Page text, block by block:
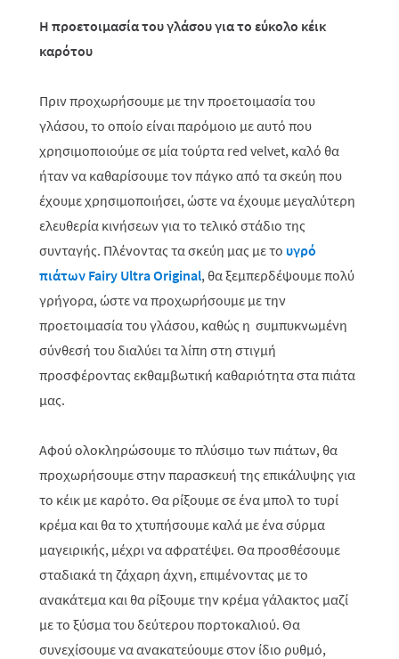
Η προετοιμασία του γλάσου για το εύκολο κέικ
καρότου
Πριν προχωρήσουμε με την προετοιμασία του
γλάσου, το οποίο είναι παρόμοιο με αυτό που
χρησιμοποιούμε σε μία τούρτα red velvet, καλό θα
ήταν να καθαρίσουμε τον πάγκο από τα σκεύη που
έχουμε χρησιμοποιήσει, ώστε να έχουμε μεγαλύτερη
ελευθερία κινήσεων για το τελικό στάδιο της
συνταγής. Πλένοντας τα σκεύη μας με το υγρό
πιάτων Fairy UltraOriginal, θα ξεμπερδέψουμε πολύ
γρήγορα, ώστε να προχωρήσουμε με την
προετοιμασία του γλάσου, καθώς η συμπυκνωμένη
σύνθεσή του διαλύει τα λίπη στη στιγμή
προσφέροντας εκθαμβωτική καθαριότητα στα πιάτα
μας.
Αφού ολοκληρώσουμε το πλύσιμο των πιάτων, θα
προχωρήσουμε στην παρασκευή της επικάλυψης για
το κέικ με καρότο. Θα ρίξουμε σε ένα μπολ το τυρί
κρέμα και θα το χτυπήσουμε καλά με ένα σύρμα
μαγειρικής, μέχρι να αφρατέψει. Θα προσθέσουμε
σταδιακά τη ζάχαρη άχνη, επιμένοντας με το
ανακάτεμα και θα ρίξουμε την κρέμα γάλακτος μαζί
με το ξύσμα του δεύτερου πορτοκαλιού. Θα
συνεχίσουμε να ανακατεύουμε στον ίδιο ρυθμό,